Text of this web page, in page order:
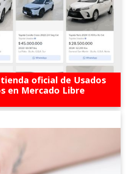
oficial de Usados
en Mercado Libre